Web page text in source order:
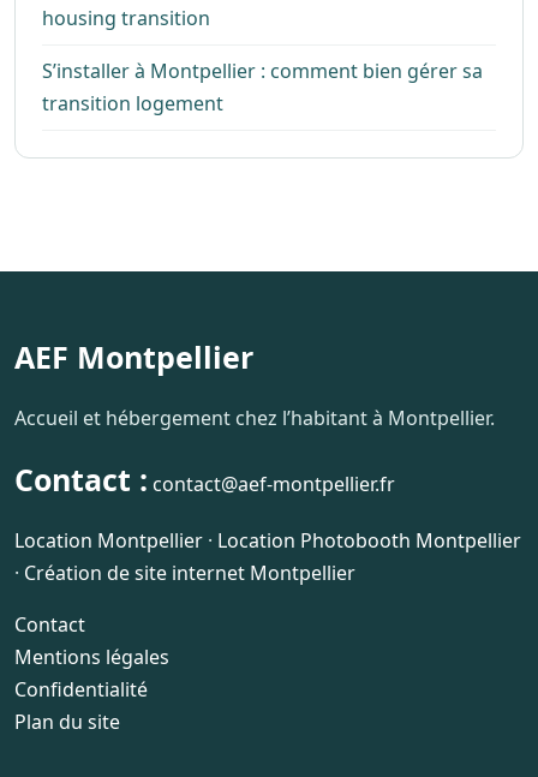
housing transition
S’installer à Montpellier : comment bien gérer sa
transition logement
AEF Montpellier
Accueil et hébergement chez l’habitant à Montpellier.
Contact : contact@aef-montpellier.fr
Location Montpellier · Location Photobooth Montpellier
· Création de site internet Montpellier
Contact
Mentions légales
Confidentialité
Plan du site